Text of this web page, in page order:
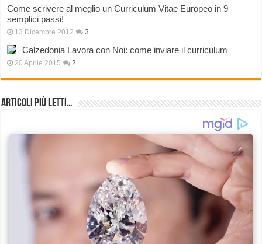
Come scrivere al meglio un Curriculum Vitae Europeo in 9
semplici passi!
13 Dicembre 2012 3
Calzedonia Lavora con Noi: come inviare il curriculum
20 Aprile 2015 2
Articoli più Letti…